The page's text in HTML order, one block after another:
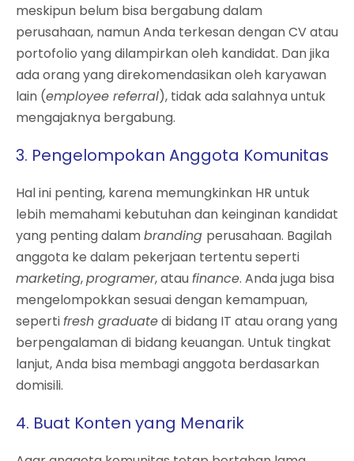
meskipun belum bisa bergabung dalam
perusahaan, namun Anda terkesan dengan CV atau
portofolio yang dilampirkan oleh kandidat. Dan jika
ada orang yang direkomendasikan oleh karyawan
lain (employee referral), tidak ada salahnya untuk
mengajaknya bergabung.
3. Pengelompokan Anggota Komunitas
Hal ini penting, karena memungkinkan HR untuk
lebih memahami kebutuhan dan keinginan kandidat
yang penting dalambranding perusahaan. Bagilah
anggota ke dalam pekerjaan tertentu seperti
marketing,programer, ataufinance. Anda juga bisa
mengelompokkan sesuai dengan kemampuan,
sepertifresh graduatedi bidang IT atau orang yang
berpengalaman di bidang keuangan. Untuk tingkat
lanjut, Anda bisa membagi anggota berdasarkan
domisili.
4. Buat Konten yang Menarik